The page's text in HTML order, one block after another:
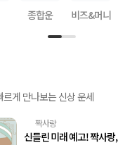
종합운 비즈&머니
게 만나보는 신상 운세
짝사랑
신들린 미래 예고! 짝사